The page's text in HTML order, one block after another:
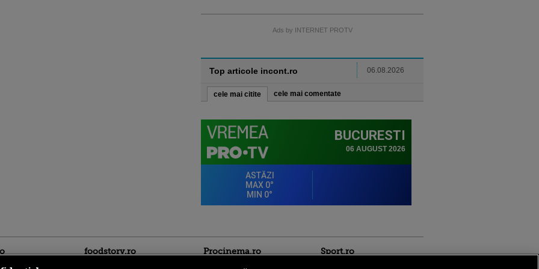
Ads by INTERNET PROTV
Top articole incont.ro 06.08.2026
cele mai citite cele mai comentate
foodstory.ro Procinema.ro Sport.ro